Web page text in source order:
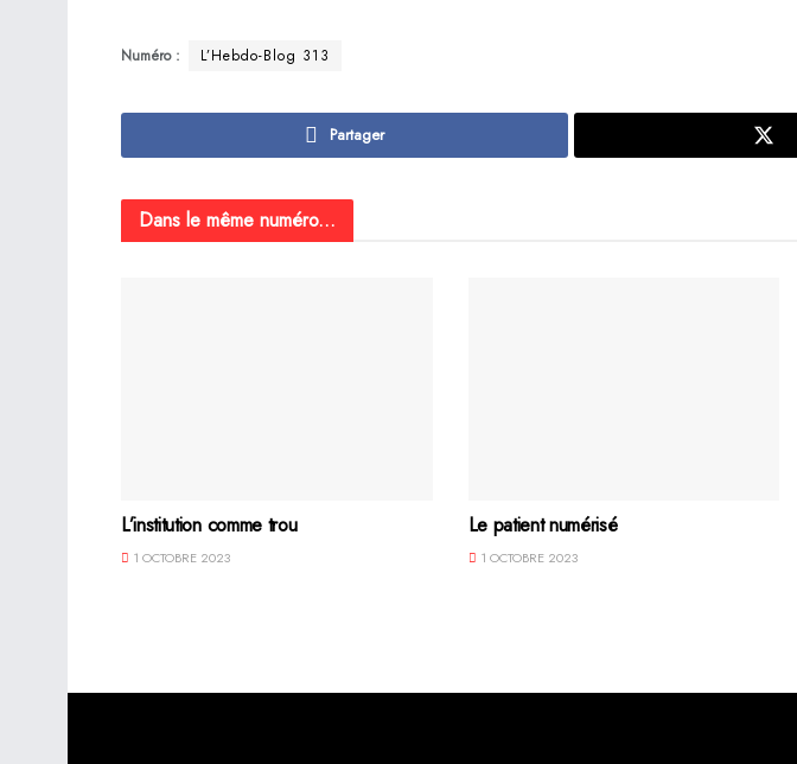
Numéro : L’Hebdo-Blog 313
Partager
Dans le même numéro...
L’institution comme trou
1 OCTOBRE 2023
Le patient numérisé
1 OCTOBRE 2023